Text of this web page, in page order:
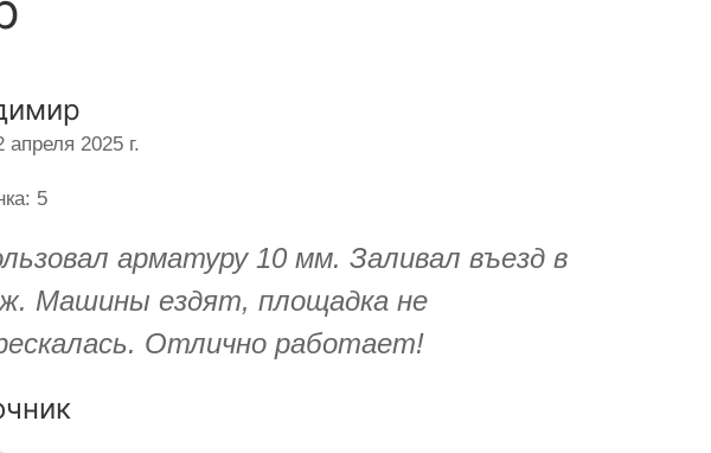
апреля 2025 г.
арматуру 10 мм. Заливал въезд в
Машины ездят, площадка не
Отлично работает!